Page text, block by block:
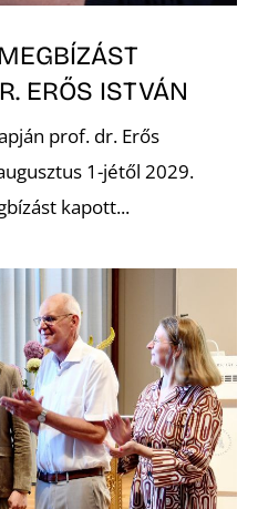
ERŐS ISTVÁN
prof. dr. Erős
1-jétől 2029.
kapott...